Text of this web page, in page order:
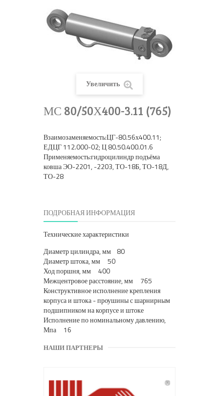
Увеличить
МС 80/50Х400-3.11 (765)
Взаимозаменяемость:ЦГ-80.56х400.11;
ЕДЦГ 112.000-02; Ц 80.50.400.01.6
Применяемость:гидроцилиндр подъёма
ковша ЭО-2201, -2203, ТО-18Б, ТО-18Д,
ТО-28
ПОДРОБНАЯ ИНФОРМАЦИЯ
Технические характеристики
Диаметр цилиндра, мм 80
Диаметр штока, мм 50
Ход поршня, мм 400
Межцентровое расстояние, мм 765
Конструктивное исполнение крепления
корпуса и штока - проушины с шарнирным
подшипником на корпусе и штоке
Исполнение по номинальному давлению,
Мпа 16
НАШИ ПАРТНЕРЫ